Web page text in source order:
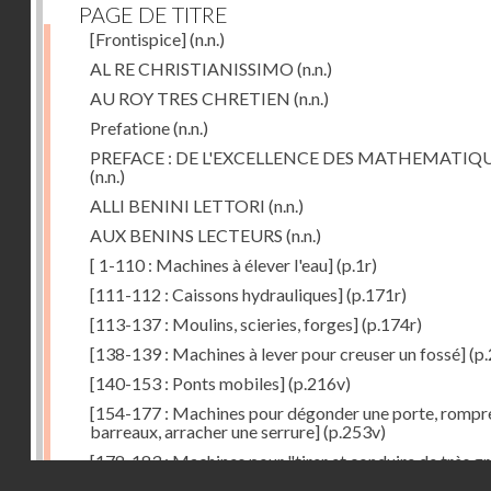
PAGE DE TITRE
[Frontispice](n.n.)
AL RE CHRISTIANISSIMO (n.n.)
AU ROY TRES CHRETIEN (n.n.)
Prefatione(n.n.)
PREFACE : DE L'EXCELLENCE DES
(n.n.)
ALLI BENINI LETTORI (n.n.)
AUX BENINS LECTEURS (n.n.)
[ 1-110 : Machines à élever l'eau](p.1r)
[111-112 : Caissons hydrauliques](p.171r)
[113-137 : Moulins, scieries, forges](p.174r)
[138-139 : Machines à lever pour creuser un fossé]
[140-153 : Ponts mobiles](p.216v)
[154-177 : Machines pour dégonder une porte,
barreaux, arracher une serrure](p.253v)
[178-183 : Machines pour "tirer et conduire de très